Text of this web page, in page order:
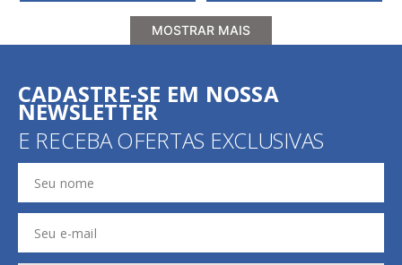
MOSTRAR MAIS
CADASTRE-SE EM NOSSA
NEWSLETTER
E RECEBA OFERTAS EXCLUSIVAS